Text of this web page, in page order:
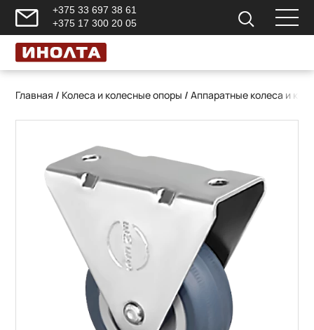
+375 33 697 38 61
+375 17 300 20 05
Главная / Колеса и колесные опоры /Аппаратные колеса и